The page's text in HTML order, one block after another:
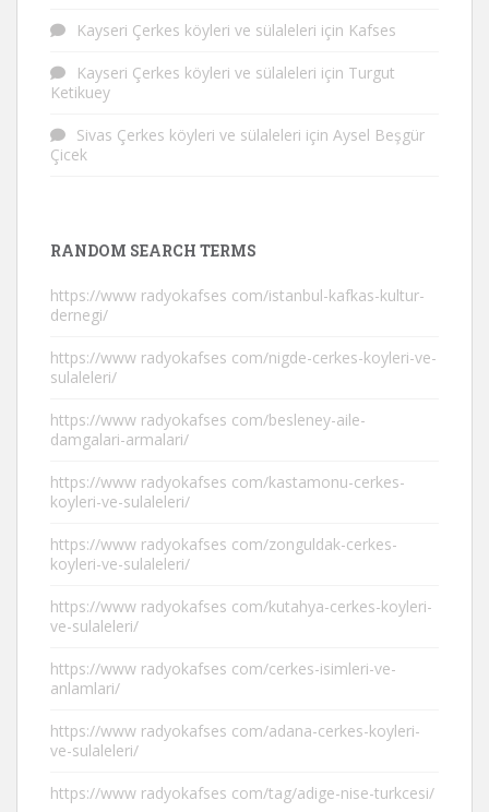
Kayseri Çerkes köyleri ve sülaleleri için Kafses
Kayseri Çerkes köyleri ve sülaleleri için Turgut
Ketikuey
Sivas Çerkes köyleri ve sülaleleri için Aysel Beşgür
Çicek
RANDOM SEARCH TERMS
https://www radyokafses com/istanbul-kafkas-kultur-
dernegi/
https://www radyokafses com/nigde-cerkes-koyleri-ve-
sulaleleri/
https://www radyokafses com/besleney-aile-
damgalari-armalari/
https://www radyokafses com/kastamonu-cerkes-
koyleri-ve-sulaleleri/
https://www radyokafses com/zonguldak-cerkes-
koyleri-ve-sulaleleri/
https://www radyokafses com/kutahya-cerkes-koyleri-
ve-sulaleleri/
https://www radyokafses com/cerkes-isimleri-ve-
anlamlari/
https://www radyokafses com/adana-cerkes-koyleri-
ve-sulaleleri/
https://www radyokafses com/tag/adige-nise-turkcesi/